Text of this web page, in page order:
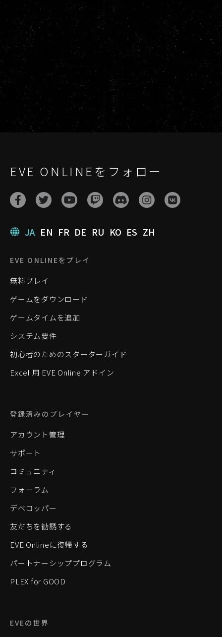
EVE ONLINEをフォロー
JA EN FR DE RU KO ES ZH
EVE ONLINEをプレイ
無料プレイ
ゲームをダウンロード
ゲームタイムを追加
システム要件
初心者のためのスターターガイド
Excel 用 EVE Online アドイン
登録済みのプレイヤー
アカウント管理
サポート
コミュニティ
フォーラム
デベロッパー
友だちを勧誘する
EVE Onlineに復帰する
パートナーシッププログラム
PLEX for GOOD
EVEの世界